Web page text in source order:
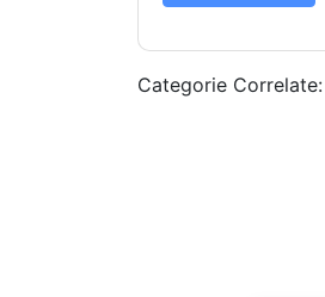
Categorie Correlate: